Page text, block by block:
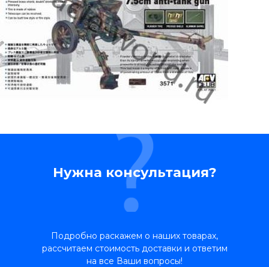
Нужна консультация?
Подробно раскажем о наших товарах,
рассчитаем стоимость доставки и ответим
на все Ваши вопросы!